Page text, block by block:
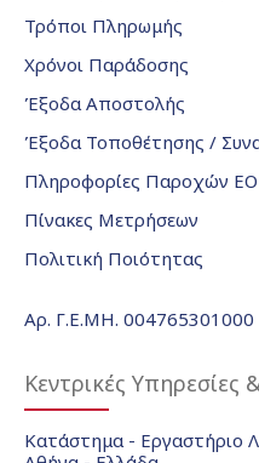
Τρόποι Πληρωμής
Χρόνοι Παράδοσης
Έξοδα Αποστολής
Έξοδα Τοποθέτησης /
Πληροφορίες Παροχών
Πίνακες Μετρήσεων
Πολιτική Ποιότητας
Αρ. Γ.Ε.ΜΗ. 004765301000
Κεντρικές Υπηρεσίες
Κατάστημα - Εργαστήριο